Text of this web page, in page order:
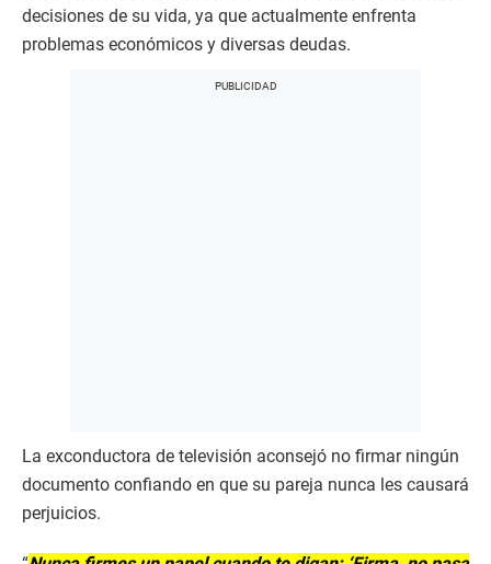
decisiones de su vida, ya que actualmente enfrenta
problemas económicos y diversas deudas.
La exconductora de televisión aconsejó no firmar ningún
documento confiando en que su pareja nunca les causará
perjuicios.